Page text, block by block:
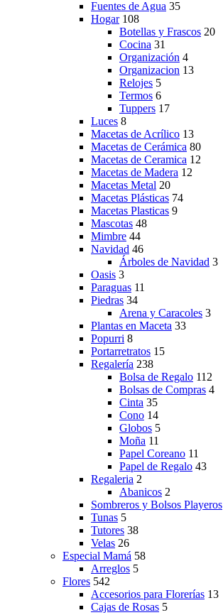
Fuentes de Agua 35
Hogar 108
Botellas y Frascos 20
Cocina 31
Organización 4
Organizacion 13
Relojes 5
Termos 6
Tuppers 17
Luces 8
Macetas de Acrílico 13
Macetas de Cerámica 80
Macetas de Ceramica 12
Macetas de Madera 12
Macetas Metal 20
Macetas Plásticas 74
Macetas Plasticas 9
Mascotas 48
Mimbre 44
Navidad 46
Árboles de Navidad 3
Oasis 3
Paraguas 11
Piedras 34
Arena y Caracoles 3
Plantas en Maceta 33
Popurri 8
Portarretratos 15
Regalería 238
Bolsa de Regalo 112
Bolsas de Compras 4
Cinta 35
Cono 14
Globos 5
Moña 11
Papel Coreano 11
Papel de Regalo 43
Regaleria 2
Abanicos 2
Sombreros y Bolsos Playeros
Tunas 5
Tutores 38
Velas 26
Especial Mamá 58
Arreglos 5
Flores 542
Accesorios para Florerías 13
Cajas de Rosas 5